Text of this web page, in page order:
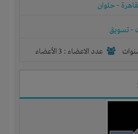
- حلوان
- تسويق
عدد الاعضاء : 3 الأعضاء